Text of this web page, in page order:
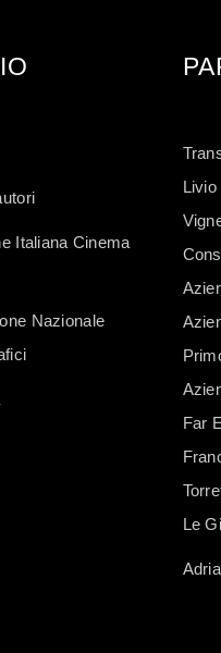
Italiana Cinema
Nazionale
Far
Le